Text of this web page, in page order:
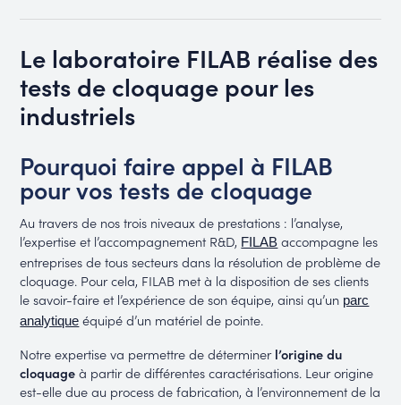
Le laboratoire FILAB réalise des
tests de cloquage pour les
industriels
Pourquoi faire appel à FILAB
pour vos tests de cloquage
Au travers de nos trois niveaux de prestations : l’analyse,
l’expertise et l’accompagnement R&D, FILAB accompagne les
entreprises de tous secteurs dans la résolution de problème de
cloquage. Pour cela, FILAB met à la disposition de ses clients
le savoir-faire et l’expérience de son équipe, ainsi qu’un parc
analytique équipé d’un matériel de pointe.
Notre expertise va permettre de déterminerl’origine du
cloquageà partir de différentes caractérisations. Leur origine
est-elle due au process de fabrication, à l’environnement de la